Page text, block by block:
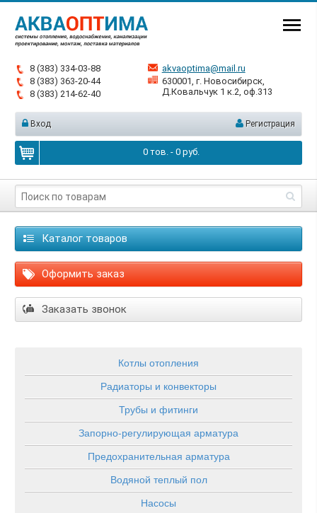
8 (383) 334-03-88
8 (383) 363-20-44
8 (383) 214-62-40
akvaoptima@mail.ru
630001, г. Новосибирск,
Д.Ковальчук 1 к.2, оф.313
Вход Регистрация
0тов. - 0руб.
Каталог товаров
Оформить заказ
Заказать звонок
Котлы отопления
Радиаторы и конвекторы
Трубы и фитинги
Запорно-регулирующая арматура
Предохранительная арматура
Водяной теплый пол
Насосы